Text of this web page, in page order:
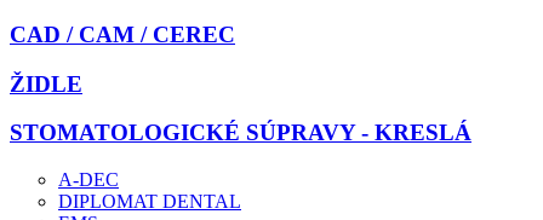
CAD / CAM / CEREC
ŽIDLE
STOMATOLOGICKÉ SÚPRAVY - KRESLÁ
A-DEC
DIPLOMAT DENTAL